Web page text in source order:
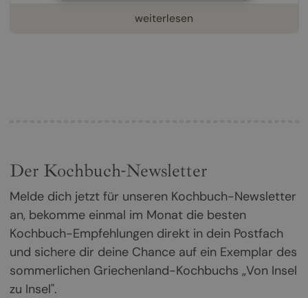
weiterlesen
Der Kochbuch-Newsletter
Melde dich jetzt für unseren Kochbuch-Newsletter
an, bekomme einmal im Monat die besten
Kochbuch-Empfehlungen direkt in dein Postfach
und sichere dir deine Chance auf ein Exemplar des
sommerlichen Griechenland-Kochbuchs „Von Insel
zu Insel".